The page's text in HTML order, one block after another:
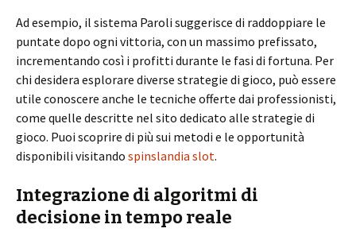
Ad esempio, il sistema Paroli suggerisce di raddoppiare le
puntate dopo ogni vittoria, con un massimo prefissato,
incrementando così i profitti durante le fasi di fortuna. Per
chi desidera esplorare diverse strategie di gioco, può essere
utile conoscere anche le tecniche offerte dai professionisti,
come quelle descritte nel sito dedicato alle strategie di
gioco. Puoi scoprire di più sui metodi e le opportunità
disponibili visitando spinslandia slot.
Integrazione di algoritmi di
decisione in tempo reale